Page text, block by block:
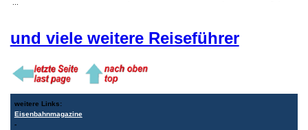
und viele weitere Reiseführer
weitere Links:
Eisenbahnmagazine
-